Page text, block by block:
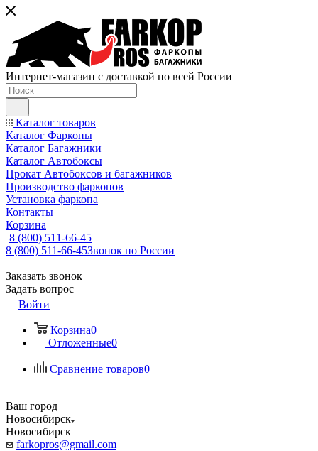
Интернет-магазин с доставкой по всей России
Каталог товаров
Каталог Фаркопы
Каталог Багажники
Каталог Автобоксы
Прокат Автобоксов и багажников
Производство фаркопов
Установка фаркопа
Контакты
Корзина
8 (800) 511-66-45
8 (800) 511-66-45Звонок по России
Заказать звонок
Задать вопрос
Войти
Корзина0
Отложенные0
Сравнение товаров0
Ваш город
Новосибирск
Новосибирск
farkopros@gmail.com